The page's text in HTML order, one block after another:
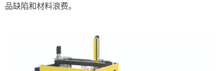
品缺陷和材料浪费。